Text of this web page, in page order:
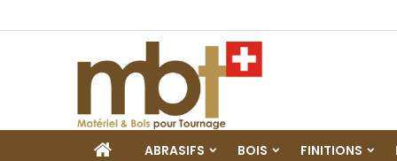
ACCUEILABRASIFS BOIS FINITIONS